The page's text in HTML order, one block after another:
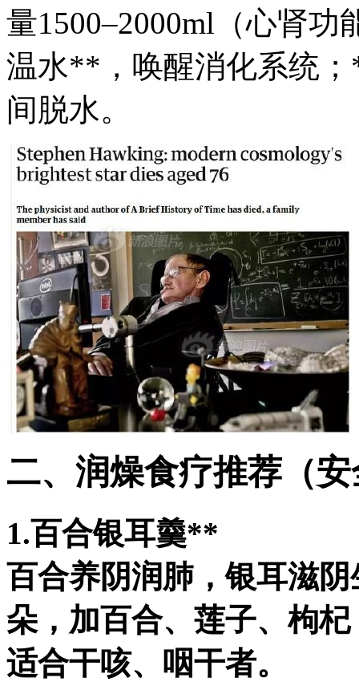
量1500–2000ml（心肾
温水**，唤醒消化系统
间脱水。
二、润燥食疗推荐（
1.百合银耳羹**
百合养阴润肺，银耳滋
朵，加百合、莲子、枸
适合干咳、咽干者。